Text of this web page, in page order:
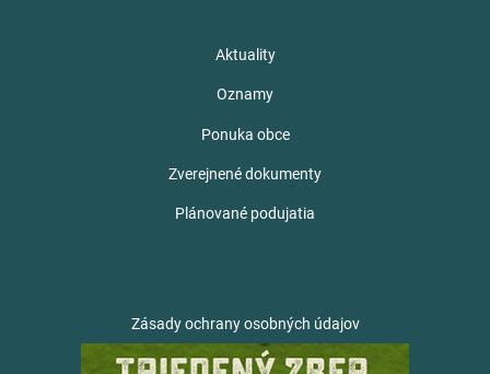
Aktuality
Oznamy
Ponuka obce
Zverejnené dokumenty
Plánované podujatia
Zásady ochrany osobných údajov